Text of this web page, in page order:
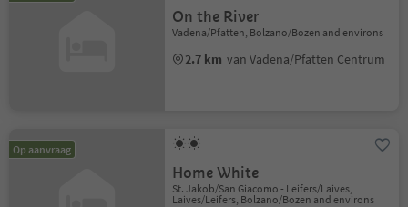
On the River
Vadena/Pfatten, Bolzano/Bozen and environs
2.7 km van Vadena/Pfatten Centrum
Op aanvraag
Home White
St. Jakob/San Giacomo - Leifers/Laives,
Laives/Leifers, Bolzano/Bozen and environs